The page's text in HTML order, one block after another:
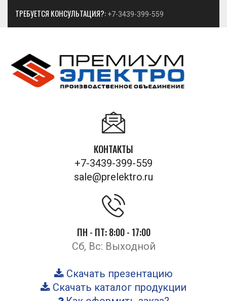
ТРЕБУЕТСЯ КОНСУЛЬТАЦИЯ?: +7-3439-399-559
КОНТАКТЫ
+7-3439-399-559
sale@prelektro.ru
ПН - ПТ: 8:00 - 17:00
Сб, Вс: Выходной
Скачать презентацию
Скачать каталог продукции